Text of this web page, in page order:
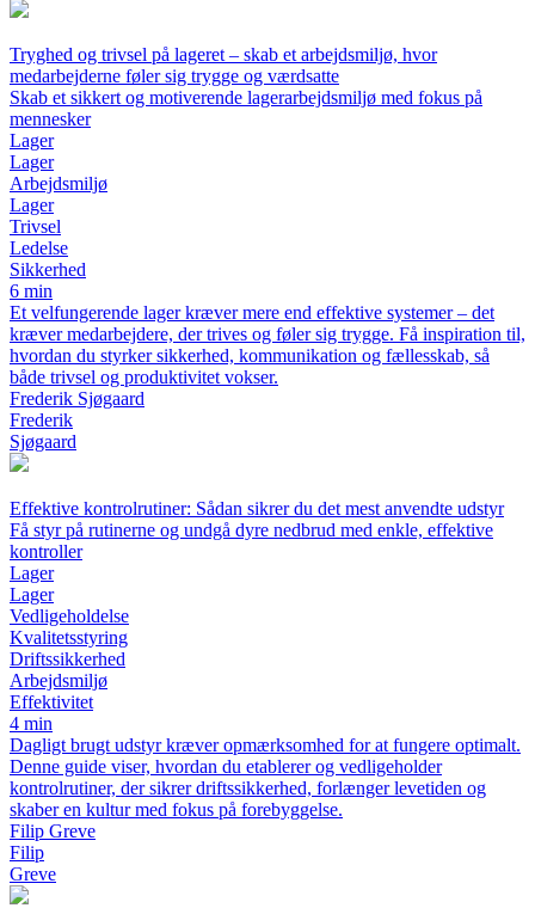
Tryghed og trivsel på lageret – skab et arbejdsmiljø, hvor
medarbejderne føler sig trygge og værdsatte
Skab et sikkert og motiverende lagerarbejdsmiljø med fokus på
mennesker
Lager
Lager
Arbejdsmiljø
Lager
Trivsel
Ledelse
Sikkerhed
6 min
Et velfungerende lager kræver mere end effektive systemer – det
kræver medarbejdere, der trives og føler sig trygge. Få inspiration til,
hvordan du styrker sikkerhed, kommunikation og fællesskab, så
både trivsel og produktivitet vokser.
Frederik Sjøgaard
Frederik
Sjøgaard
Effektive kontrolrutiner: Sådan sikrer du det mest anvendte udstyr
Få styr på rutinerne og undgå dyre nedbrud med enkle, effektive
kontroller
Lager
Lager
Vedligeholdelse
Kvalitetsstyring
Driftssikkerhed
Arbejdsmiljø
Effektivitet
4 min
Dagligt brugt udstyr kræver opmærksomhed for at fungere optimalt.
Denne guide viser, hvordan du etablerer og vedligeholder
kontrolrutiner, der sikrer driftssikkerhed, forlænger levetiden og
skaber en kultur med fokus på forebyggelse.
Filip Greve
Filip
Greve